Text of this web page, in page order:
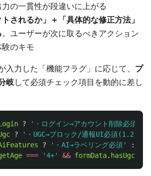
の一貫性が段違いに上がる
トされるか」＋「具体的な修正方法」
。ユーザーが次に取るべきアクション
のキモ
入力した「機能フラグ」に応じて、 プ
岐して必須チェック項目を動的に差し
? ' ・ログイン→アカウント削除必
? ' ・UGC→ブロック/通報UI必須(1.2)
? ' ・AI→ラベリング必須' :
=== '4+' && formData. hasUgc